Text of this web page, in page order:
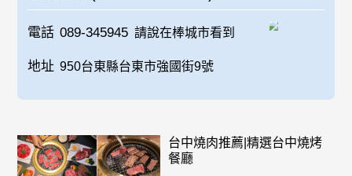
電話 089-345945 請說在棒城市看到
地址 950台東縣台東市強國街9號
台中燒肉推薦|精選台中燒烤
餐廳